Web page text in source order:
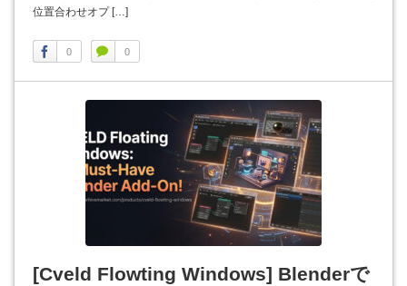
位置合わせオプ […]
0 0
[Cveld Flowting Windows] Blenderで